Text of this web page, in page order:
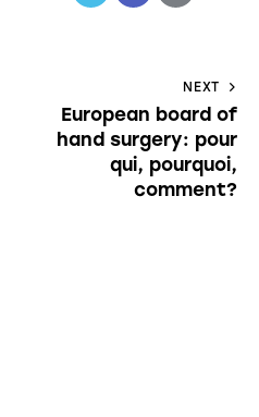
NEXT
European board of
hand surgery: pour
qui, pourquoi,
comment?